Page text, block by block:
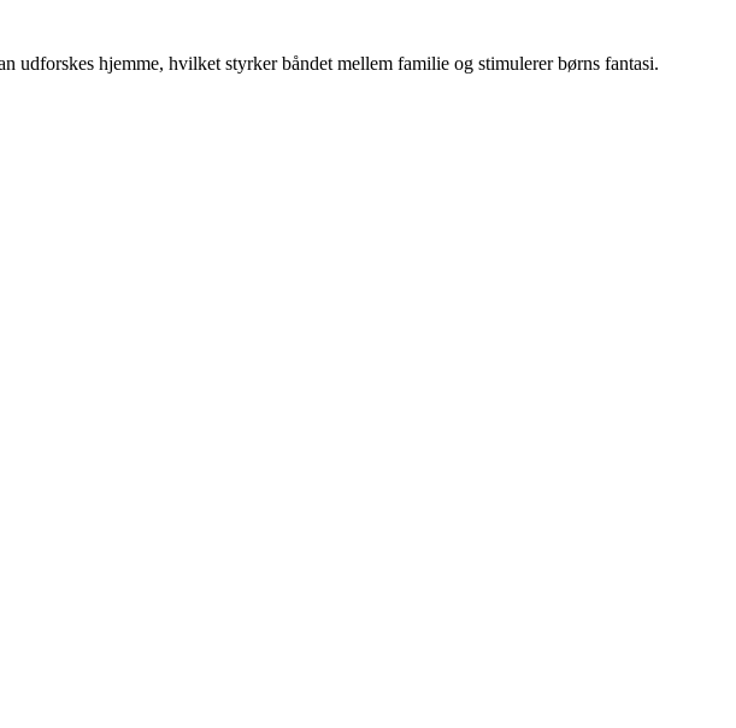
hjemme, hvilket styrker båndet mellem familie og stimulerer børns fantasi.